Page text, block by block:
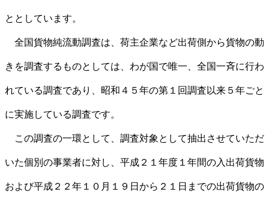
ととしています。
全国貨物純流動調査は、荷主企業など出荷側から貨物の動
きを調査するものとしては、わが国で唯一、全国一斉に行わ
れている調査であり、昭和４５年の第１回調査以来５年ごと
に実施している調査です。
この調査の一環として、調査対象として抽出させていただ
いた個別の事業者に対し、平成２１年度１年間の入出荷貨物
および平成２２年１０月１９日から２１日までの出荷貨物の